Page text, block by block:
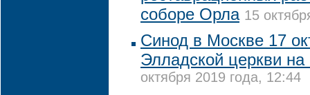
соборе Орла 15
Синод в Москве 17
Элладской церкви
октября 2019 года, 12:44